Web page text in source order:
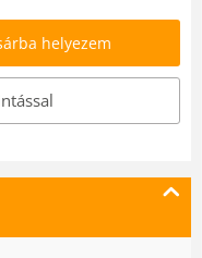
helyezem